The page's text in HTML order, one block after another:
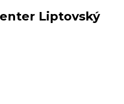
Liptovský